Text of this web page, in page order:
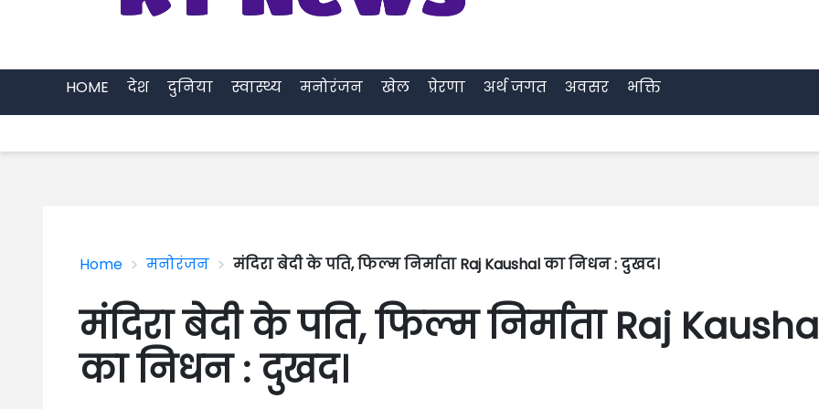
HOME देश दुनिया स्वास्थ्य मनोरंजन खेल प्रेरणा अर्थ जगत अवसर भक्ति
Home > मनोरंजन > मंदिरा बेदी के पति, फिल्म निर्माता Raj Kaushal का निधन : दुखद।
मंदिरा बेदी के पति, फिल्म निर्माता Raj
का निधन : दुखद।